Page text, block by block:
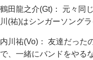
鶴田龍之介(Gt)： 元々同
川(祐)はシンガーソングラ
内川祐(Vo)： 友達だった
で、一緒にバンドをやる